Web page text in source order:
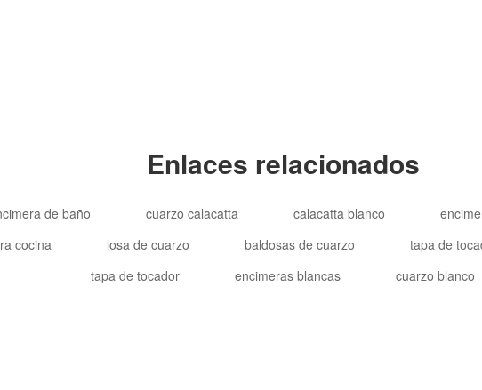
Enlaces relacionados
de baño cuarzo calacatta calacatta blanco
cocina
losa de cuarzo baldosas de cuarzo tapa de
tapa de tocador
encimeras blancas cuarzo blanco